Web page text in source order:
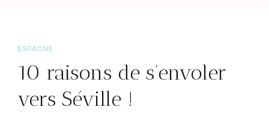
ESPAGNE
10 raisons de s’envoler
vers Séville !